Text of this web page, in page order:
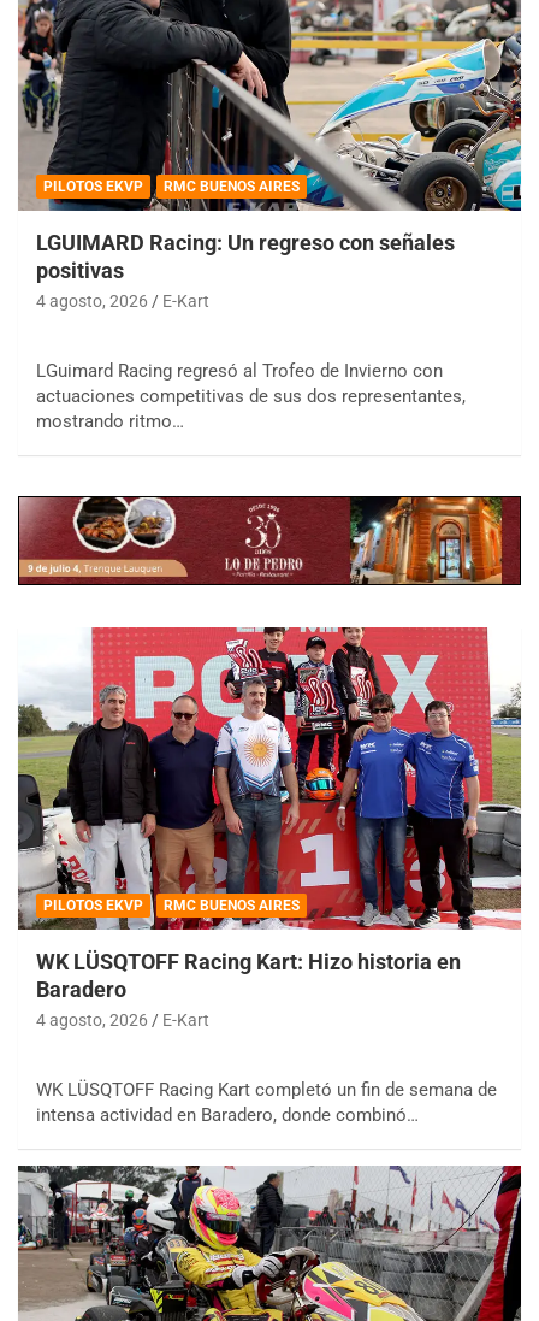
PILOTOS EKVP RMC BUENOS AIRES
LGUIMARD Racing: Un regreso con señales
positivas
4 agosto, 2026 E-Kart
LGuimard Racing regresó al Trofeo de Invierno con
actuaciones competitivas de sus dos representantes,
mostrando ritmo…
PILOTOS EKVP RMC BUENOS AIRES
WK LÜSQTOFF Racing Kart: Hizo historia en
Baradero
4 agosto, 2026 E-Kart
WK LÜSQTOFF Racing Kart completó un fin de semana de
intensa actividad en Baradero, donde combinó…